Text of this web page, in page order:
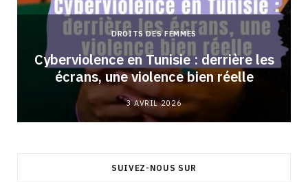
DROITS DES FEMMES
Cyberviolence en Tunisie : derrière les
écrans, une violence bien réelle
3 AVRIL 2026
SUIVEZ-NOUS SUR